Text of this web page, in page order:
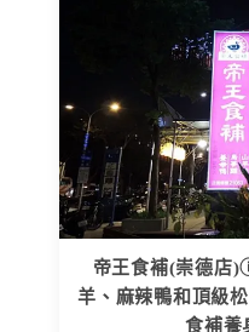
帝王食補(崇德店
羊、麻辣鴨和頂級
食補養